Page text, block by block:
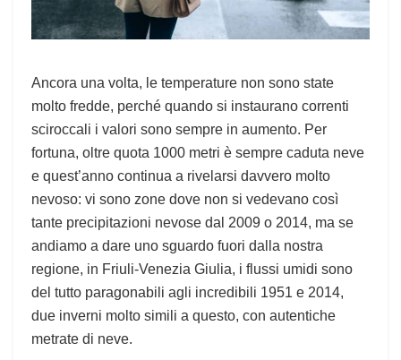
Ancora una volta, le temperature non sono state
molto fredde, perché quando si instaurano correnti
sciroccali i valori sono sempre in aumento. Per
fortuna, oltre quota 1000 metri è sempre caduta neve
e quest’anno continua a rivelarsi davvero molto
nevoso: vi sono zone dove non si vedevano così
tante precipitazioni nevose dal 2009 o 2014, ma se
andiamo a dare uno sguardo fuori dalla nostra
regione, in Friuli-Venezia Giulia, i flussi umidi sono
del tutto paragonabili agli incredibili 1951 e 2014,
due inverni molto simili a questo, con autentiche
metrate di neve.